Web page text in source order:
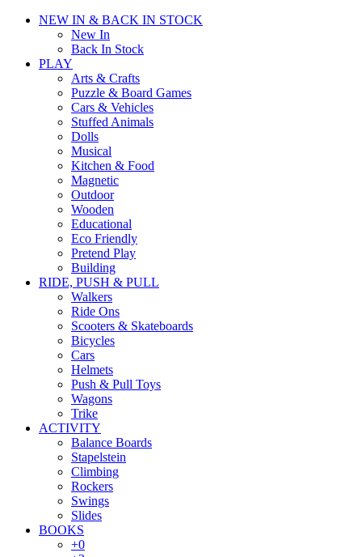
NEW IN & BACK IN STOCK
New In
Back In Stock
PLAY
Arts & Crafts
Puzzle & Board Games
Cars & Vehicles
Stuffed Animals
Dolls
Musical
Kitchen & Food
Magnetic
Outdoor
Wooden
Educational
Eco Friendly
Pretend Play
Building
RIDE, PUSH & PULL
Walkers
Ride Ons
Scooters & Skateboards
Bicycles
Cars
Helmets
Push & Pull Toys
Wagons
Trike
ACTIVITY
Balance Boards
Stapelstein
Climbing
Rockers
Swings
Slides
BOOKS
+0